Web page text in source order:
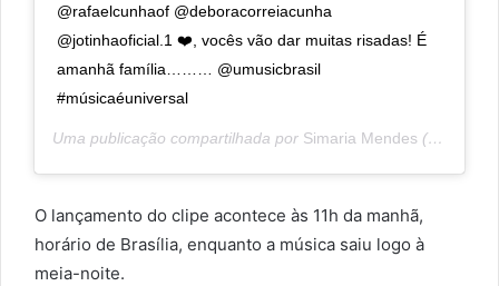
@rafaelcunhaof @deboracorreiacunha
@jotinhaoficial.1 ❤️, vocês vão dar muitas risadas! É
amanhã família……… @umusicbrasil
#músicaéuniversal
Uma publicação compartilhada por Simaria Mendes (@simaria) em
O lançamento do clipe acontece às 11h da manhã,
horário de Brasília, enquanto a música saiu logo à
meia-noite.